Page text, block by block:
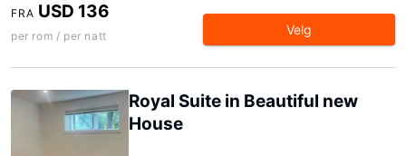
FRA USD 136
per rom / per natt Velg
Royal Suite in Beautiful new
House